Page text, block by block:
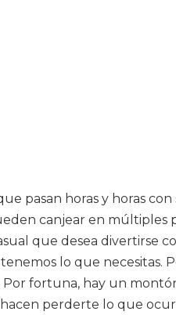
pasan horas y horas con
canjear en múltiples
que desea divertirse
lo que necesitas.
Por fortuna, hay un
perderte lo que